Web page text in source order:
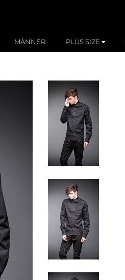
MÄNNER PLUS SIZE